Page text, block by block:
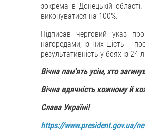
зокрема в Донецькій
виконуватися на 100%.
Підписав черговий указ
нагородами, із них шість –
результативність у боях із
Вічна пам’ять усім, хто
Вічна вдячність кожному й
Слава Україні!
https://www.president.gov.ua/